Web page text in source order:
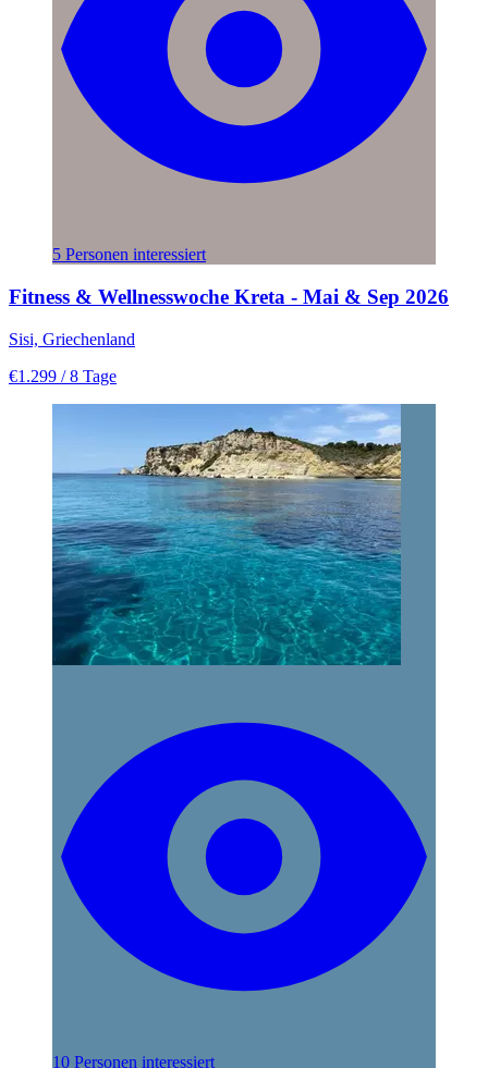
5 Personen interessiert
Fitness & Wellnesswoche Kreta - Mai & Sep 2026
Sisi, Griechenland
€1.299 / 8 Tage
10 Personen interessiert